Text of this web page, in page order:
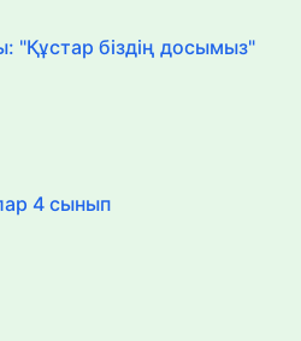
біздің досымыз"
4 сынып